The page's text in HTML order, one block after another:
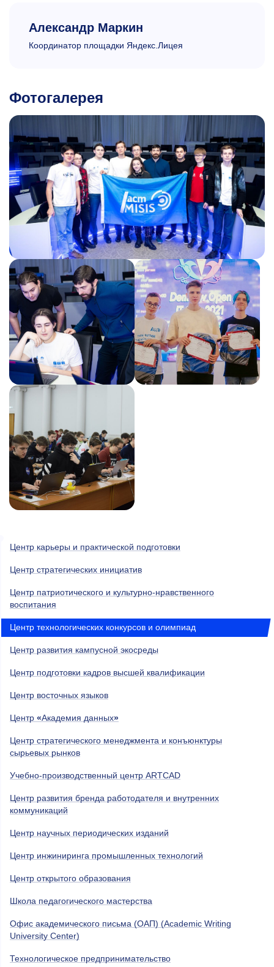
Александр Маркин
Координатор площадки Яндекс.Лицея
Фотогалерея
Центр карьеры и практической подготовки
Центр стратегических инициатив
Центр патриотического и культурно-нравственного
воспитания
Центр технологических конкурсов и олимпиад
Центр развития кампусной экосреды
Центр подготовки кадров высшей квалификации
Центр восточных языков
Центр «Академия данных»
Центр стратегического менеджмента и конъюнктуры
сырьевых рынков
Учебно-производственный центр ARTCAD
Центр развития бренда работодателя и внутренних
коммуникаций
Центр научных периодических изданий
Центр инжиниринга промышленных технологий
Центр открытого образования
Школа педагогического мастерства
Офис академического письма (ОАП) (Academic Writing
University Center)
Технологическое предпринимательство